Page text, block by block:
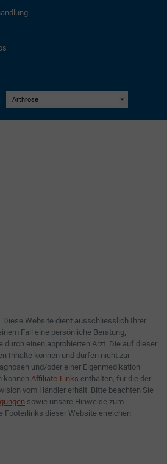
Diese Website dient ausschliesslich Ihrer
Fall eine persönliche Beratung,
durch einen approbierten Arzt. Die auf dieser
Inhalte können und dürfen nicht zur
und/oder einer Eigenmedikation
können Affiliate-Links enthalten, für die der
vom Händler erhält. Bitte beachten Sie
sowie unsere Hinweise zum
Footerlinks dieser Website erreichen